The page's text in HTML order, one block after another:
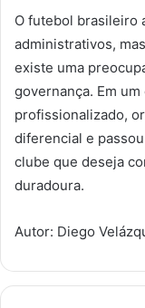
O futebol brasileiro
administrativos,
existe uma
governança. Em
profissionalizado,
diferencial e
clube que deseja
duradoura.
Autor: Diego